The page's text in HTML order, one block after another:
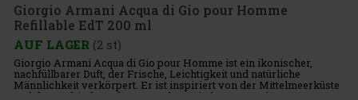
Giorgio Armani Acqua di Gio pour Homme
Refillable EdT 200 ml
AUF LAGER (2 st)
Giorgio Armani Acqua di Gio pour Homme ist ein ikonischer,
nachfüllbarer Duft, der Frische, Leichtigkeit und natürliche
Männlichkeit verkörpert. Er ist inspiriert von der Mittelmeerküste
und der Verbindung des Menschen mit der Natur. Diese Herren-